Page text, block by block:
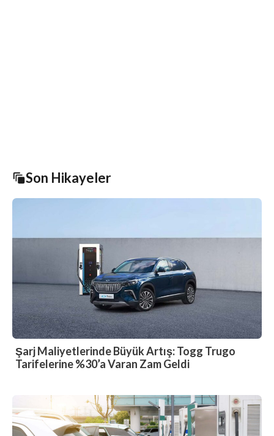
Son Hikayeler
Şarj Maliyetlerinde Büyük Artış: Togg Trugo
Tarifelerine %30’a Varan Zam Geldi